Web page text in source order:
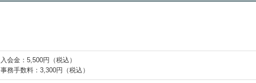
入会金：5,500円（税込）
事務手数料：3,300円（税込）